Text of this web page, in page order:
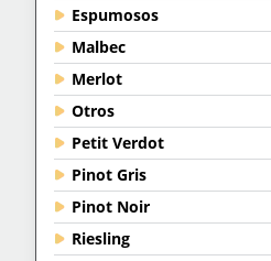
Espumosos
Malbec
Merlot
Otros
Petit Verdot
Pinot Gris
Pinot Noir
Riesling